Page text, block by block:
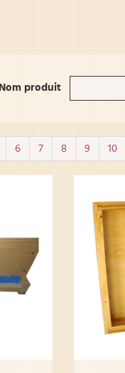
Nom produit
6 7 8 9 10